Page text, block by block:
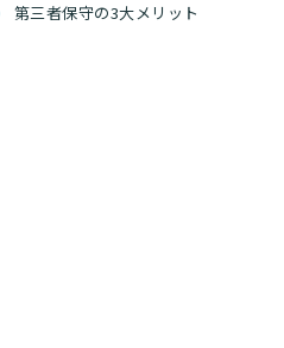
第三者保守の3大メリット